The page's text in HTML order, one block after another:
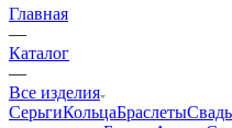
Главная
—
Каталог
—
Все изделия
СерьгиКольцаБраслеты